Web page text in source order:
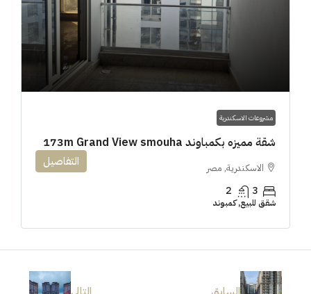
مشروعات الاسكندرية
شقة مميزه بكمباوند 173m Grand View smouha
الاسكندرية, مصر
3
2
شقق للبيع, كمبوند
التفاصيل